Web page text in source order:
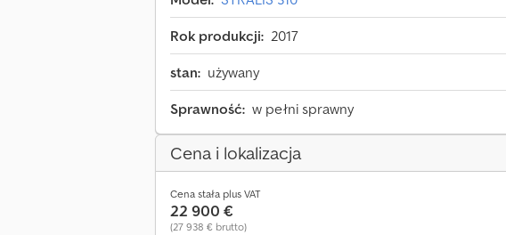
Rok produkcji: 2017
stan: używany
Sprawność: w pełni sprawny
Cena i lokalizacja
Cena stała plus VAT
22 900 €
(27 938 € brutto)